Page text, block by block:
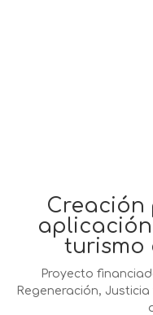
Creación
turismo
Proyecto
Regeneración,